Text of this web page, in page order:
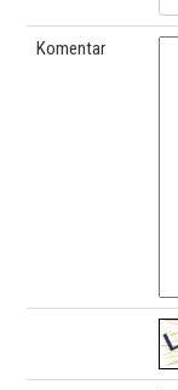
Komentar